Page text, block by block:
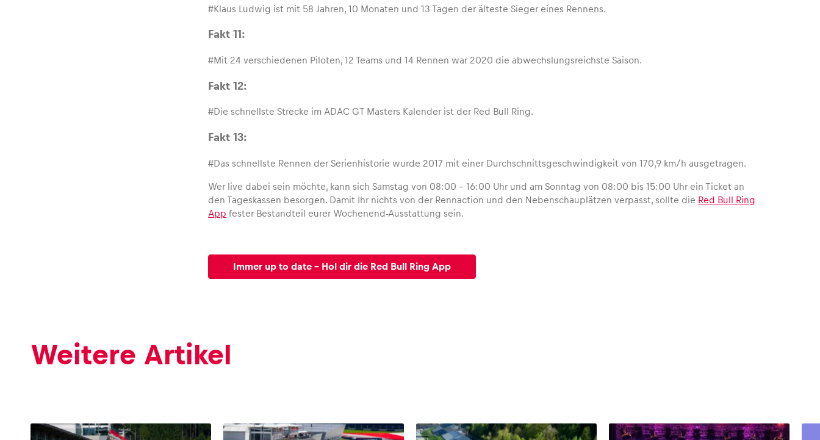
#Klaus Ludwig ist mit 58 Jahren, 10 Monaten und 13 Tagen der älteste Sieger eines Rennens.
Fakt 11:
#Mit 24 verschiedenen Piloten, 12 Teams und 14 Rennen war 2020 die abwechslungsreichste Saison.
Fakt 12:
#Die schnellste Strecke im ADAC GT Masters Kalender ist der Red Bull Ring.
Fakt 13:
#Das schnellste Rennen der Serienhistorie wurde 2017 mit einer Durchschnittsgeschwindigkeit von 170,9 km/h ausgetragen.
Wer live dabei sein möchte, kann sich Samstag von 08:00 – 16:00 Uhr und am Sonntag von 08:00 bis 15:00 Uhr ein Ticket an
den Tageskassen besorgen. Damit Ihr nichts von der Rennaction und den Nebenschauplätzen verpasst, sollte die Red Bull Ring
App fester Bestandteil eurer Wochenend-Ausstattung sein.
Immer up to date - Hol dir die Red Bull Ring App
Weitere Artikel